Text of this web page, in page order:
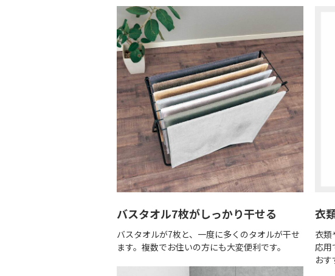
バスタオル7枚がしっかり干せる
バスタオルが7枚と、一度に多くのタオルが干せ
ます。複数でお住いの方にも大変便利です。
衣
衣類
応用
おす